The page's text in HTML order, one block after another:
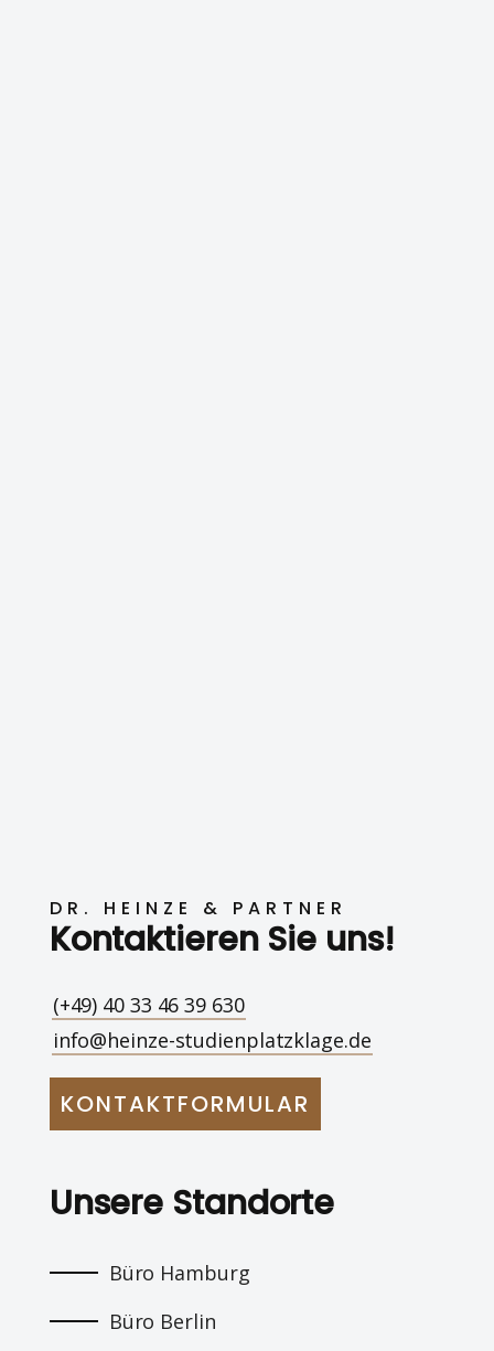
DR. HEINZE & PARTNER
Kontaktieren Sie uns!
(+49) 40 33 46 39 630
info@heinze-studienplatzklage.de
KONTAKTFORMULAR
Unsere Standorte
Büro Hamburg
Büro Berlin